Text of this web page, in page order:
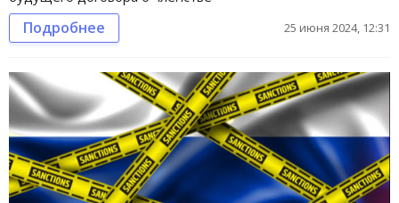
Подробнее 25 июня 2024, 12:31